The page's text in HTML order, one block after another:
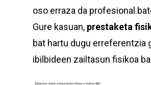
oso erraza da profesional
Gure kasuan, prestaketa
bat hartu dugu erreferentzia
ibilbideen zailtasun fisikoa